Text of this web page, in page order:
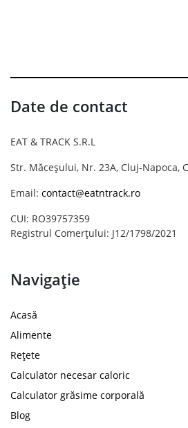
Date de contact
EAT & TRACK S.R.L
Str. Măceșului, Nr. 23A, Cluj-Napoca,
Email: contact@eatntrack.ro
CUI: RO39757359
Registrul Comerțului: J12/1798/2021
Navigație
Acasă
Alimente
Rețete
Calculator necesar caloric
Calculator grăsime corporală
Blog